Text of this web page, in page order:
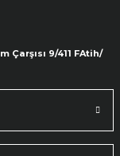
9/411 FAtih/